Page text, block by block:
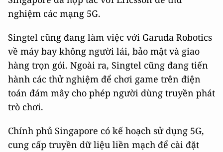
nghiệm các mạng 5G.
Singtel cũng đang làm việc với Garuda Robotics
về máy bay không người lái, bảo mật và giao
hàng trọn gói. Ngoài ra, Singtel cũng đang tiến
hành các thử nghiệm để chơi game trên điện
toán đám mây cho phép người dùng truyền phát
trò chơi.
Chính phủ Singapore có kế hoạch sử dụng 5G,
cung cấp truyền dữ liệu liền mạch để cài đặt